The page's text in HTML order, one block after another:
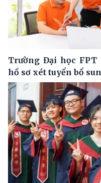
Trường Đại học FPT
hồ sơ xét tuyển bổ